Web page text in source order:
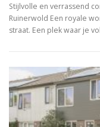
Stijlvolle en verrassend
Ruinerwold Een royale
straat. Een plek waar je